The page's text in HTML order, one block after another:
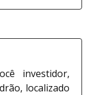
investidor,
localizado